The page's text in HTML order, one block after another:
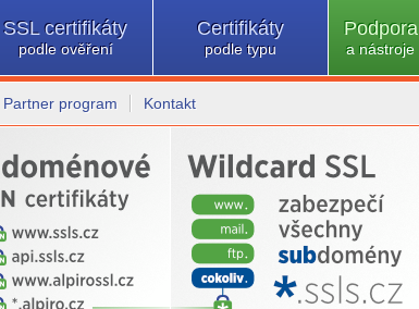
SSL certifikáty
podle ověření
Certifikáty
podle typu
Podpora
a nástroje
Partner program Kontakt